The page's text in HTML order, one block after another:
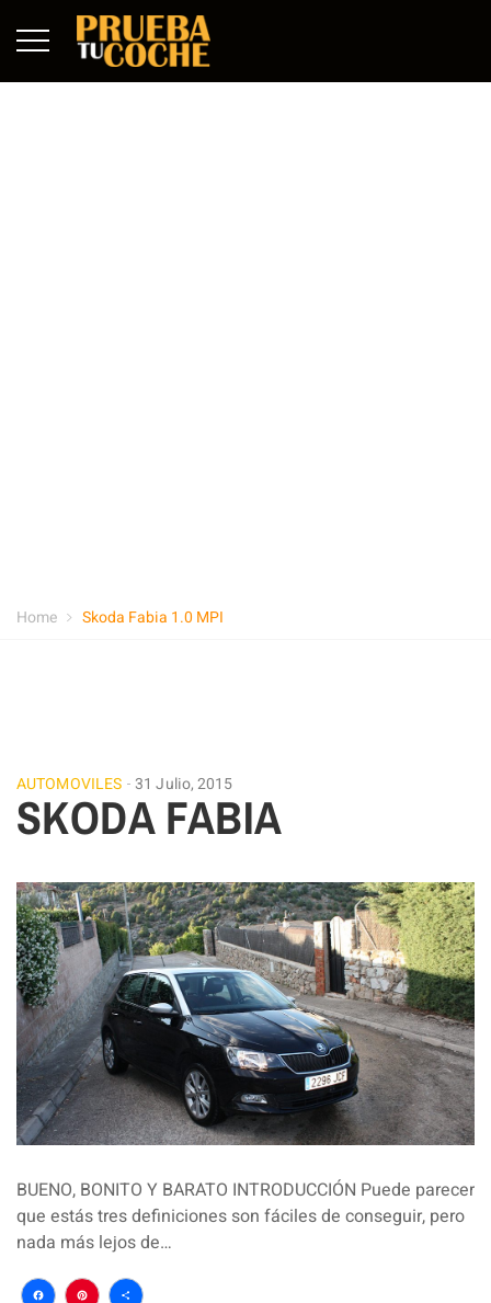
Home Skoda Fabia 1.0 MPI
AUTOMOVILES 31 Julio, 2015
SKODA FABIA
BUENO, BONITO Y BARATO INTRODUCCIÓN Puede parecer
que estás tres definiciones son fáciles de conseguir, pero
nada más lejos de…